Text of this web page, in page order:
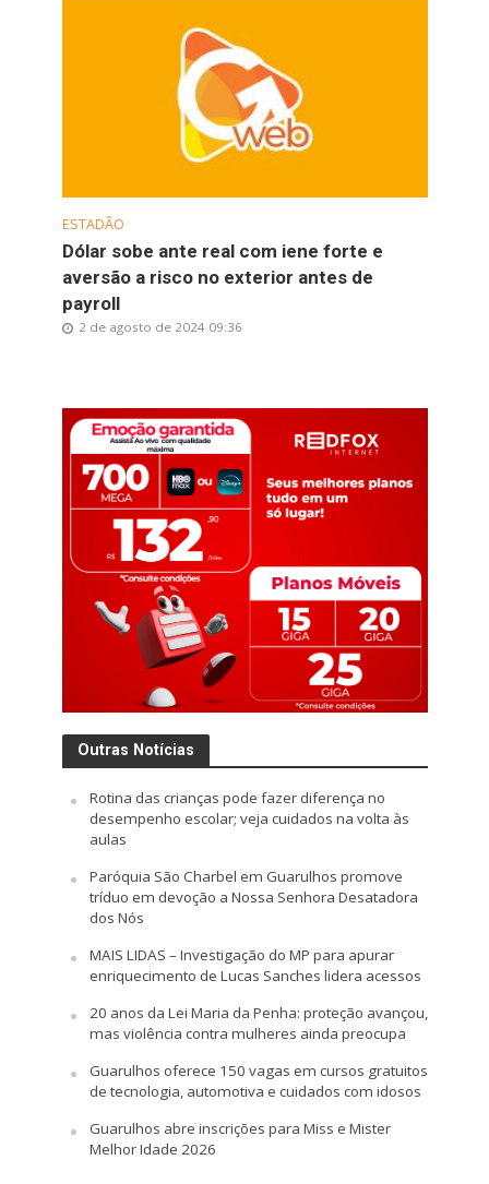
ESTADÃO
Dólar sobe ante real com iene forte e
aversão a risco no exterior antes de
payroll
2 de agosto de 2024 09:36
Outras Notícias
Rotina das crianças pode fazer diferença no
desempenho escolar; veja cuidados na volta às
aulas
Paróquia São Charbel em Guarulhos promove
tríduo em devoção a Nossa Senhora Desatadora
dos Nós
MAIS LIDAS – Investigação do MP para apurar
enriquecimento de Lucas Sanches lidera acessos
20 anos da Lei Maria da Penha: proteção avançou,
mas violência contra mulheres ainda preocupa
Guarulhos oferece 150 vagas em cursos gratuitos
de tecnologia, automotiva e cuidados com idosos
Guarulhos abre inscrições para Miss e Mister
Melhor Idade 2026